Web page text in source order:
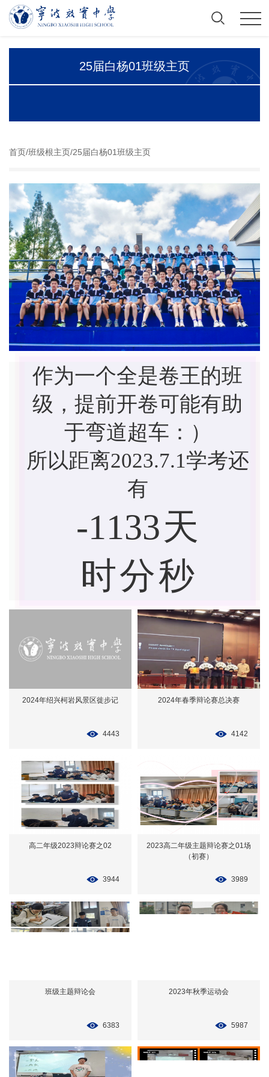
25届白杨01班级主页
首页/班级根主页/25届白杨01班级主页
作为一个全是卷王的班
级，提前开卷可能有助
于弯道超车：）
所以距离2023.7.1学考还
有
-1133天
时分秒
2024年绍兴柯岩风景区徙步记
4443
2024年春季辩论赛总决赛
4142
高二年级2023辩论赛之02
3944
2023高二年级主题辩论赛之01场
（初赛）
3989
班级主题辩论会
6383
2023年秋季运动会
5987